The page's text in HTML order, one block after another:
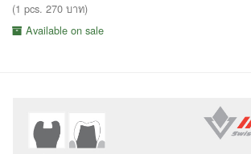
(1 pcs. 270 บาท)
Available on sale